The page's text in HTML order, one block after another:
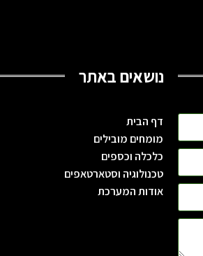
נושאים באתר
דף הבית
מומחים מובילים
כלכלה וכספים
טכנולוגיה וסטארטאפים
אודות המערכת